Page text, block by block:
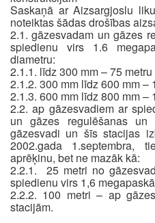
Saskaņā ar Aizsargjoslu
noteiktas šādas drošības
2.1. gāzesvadam un gāzes
spiedienu virs 1.6
diametru:
2.1.1. līdz 300 mm – 75
2.1.2. 300 mm līdz 600 mm –
2.1.3. 600 mm līdz 800 mm –
2.2. ap gāzesvadiem ar
un gāzes regulēšanas
gāzesvadi un šīs stacijas
2002.gada 1.septembra,
aprēķinu, bet ne mazāk kā:
2.2.1. 25 metri no
spiedienu virs 1,6
2.2.2. 100 metri – ap
stacijām.